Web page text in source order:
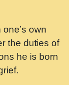
-
own
the duties of
he is born